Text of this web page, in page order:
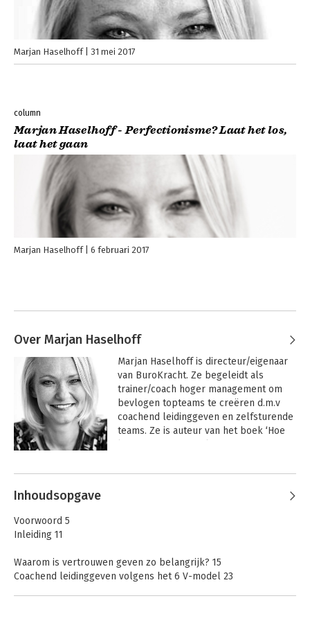
Marjan Haselhoff 31 mei 2017
column
Marjan Haselhoff - Perfectionisme? Laat het los,
laat het gaan
Marjan Haselhoff 6 februari 2017
Over Marjan Haselhoff
Marjan Haselhoff is directeur/eigenaar
van BuroKracht. Ze begeleidt als
trainer/coach hoger management om
bevlogen topteams te creëren d.m.v
coachend leidinggeven en zelfsturende
teams. Ze is auteur van het boek ‘Hoe
en andere managementsites.
kwam ze er achter dat haar wezenlijke
interesse en passie bij het coachen van
mensen ligt. Ze heeft een soort tweede
natuur ontwikkeld om bij mensen het
Andere boeken door Marjan
Haselhoff
Inhoudsopgave
Voorwoord 5
Inleiding 11
Waarom is vertrouwen geven zo belangrijk? 15
Coachend leidinggeven volgens het 6 V-model 23